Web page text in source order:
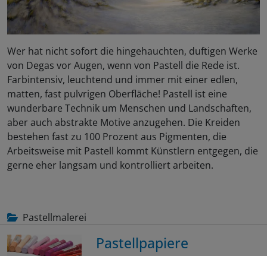
Wer hat nicht sofort die hingehauchten, duftigen Werke
von Degas vor Augen, wenn von Pastell die Rede ist.
Farbintensiv, leuchtend und immer mit einer edlen,
matten, fast pulvrigen Oberfläche! Pastell ist eine
wunderbare Technik um Menschen und Landschaften,
aber auch abstrakte Motive anzugehen. Die Kreiden
bestehen fast zu 100 Prozent aus Pigmenten, die
Arbeitsweise mit Pastell kommt Künstlern entgegen, die
gerne eher langsam und kontrolliert arbeiten.
Pastellmalerei
Pastellpapiere